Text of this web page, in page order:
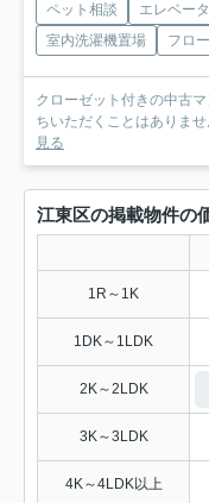
ペット相談 エレベー
室内洗濯機置場
フロ
クローゼット付きの中古
ちいただくことはありま
見る
江東区の掲載物件の
1R～1K
1DK～1LDK
2K～2LDK
3K～3LDK
4K～4LDK以上